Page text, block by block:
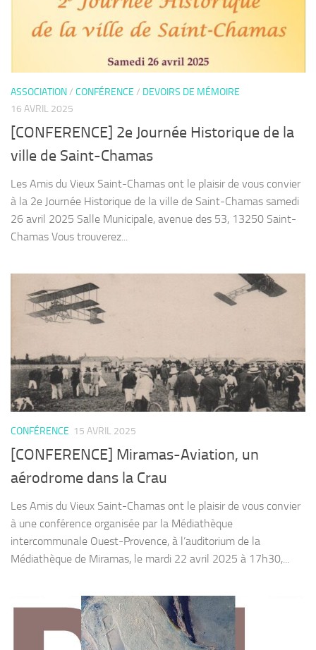
ASSOCIATION/ CONFÉRENCE / DEVOIRS DE MÉMOIRE
16 AVRIL 2025
[CONFERENCE] 2e Journée Historique de la
ville de Saint-Chamas
Les Amis du Vieux Saint-Chamas ont le plaisir de vous convier
à la 2e Journée Historique de la ville de Saint-Chamas samedi
26 avril 2025 Salle Municipale, avenue des 53, 13250 Saint-
Chamas Vous trouverez...
CONFÉRENCE 15 AVRIL 2025
[CONFERENCE] Miramas-Aviation, un
aérodrome dans la Crau
Les Amis du Vieux Saint-Chamas ont le plaisir de vous convier
à une conférence organisée par la Médiathèque
intercommunale Ouest-Provence, à l’auditorium de la
Médiathèque de Miramas, le mardi 22 avril 2025 à 17h30,...